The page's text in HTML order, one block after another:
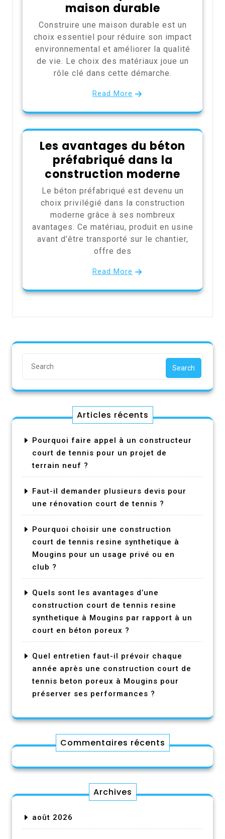
maison durable
Construire une maison durable est un
choix essentiel pour réduire son impact
environnemental et améliorer la qualité
de vie. Le choix des matériaux joue un
rôle clé dans cette démarche.
Read More
Les avantages du béton
préfabriqué dans la
construction moderne
Le béton préfabriqué est devenu un
choix privilégié dans la construction
moderne grâce à ses nombreux
avantages. Ce matériau, produit en usine
avant d’être transporté sur le chantier,
offre des
Read More
Search
Articles récents
Pourquoi faire appel à un constructeur
court de tennis pour un projet de
terrain neuf ?
Faut-il demander plusieurs devis pour
une rénovation court de tennis ?
Pourquoi choisir une construction
court de tennis resine synthetique à
Mougins pour un usage privé ou en
club ?
Quels sont les avantages d’une
construction court de tennis resine
synthetique à Mougins par rapport à un
court en béton poreux ?
Quel entretien faut-il prévoir chaque
année après une construction court de
tennis beton poreux à Mougins pour
préserver ses performances ?
Commentaires récents
Archives
août 2026